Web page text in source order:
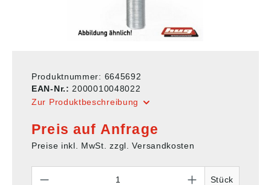
Produktnummer: 6645692
EAN-Nr.: 2000010048022
Zur Produktbeschreibung
Preis auf Anfrage
Preise inkl. MwSt. zzgl. Versandkosten
Stück